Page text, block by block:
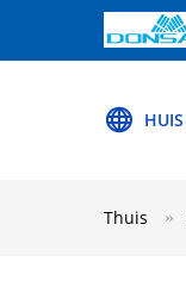
HUIS
Thuis